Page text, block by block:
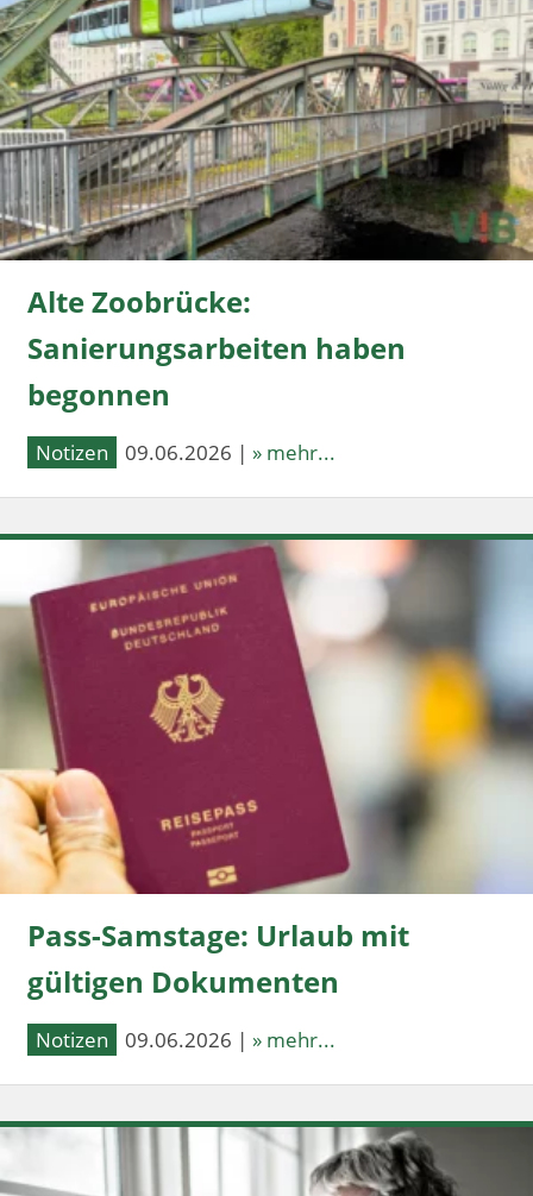
Alte Zoobrücke:
Sanierungsarbeiten haben
begonnen
Notizen 09.06.2026 | » mehr...
Pass-Samstage: Urlaub mit
gültigen Dokumenten
Notizen 09.06.2026 | » mehr...